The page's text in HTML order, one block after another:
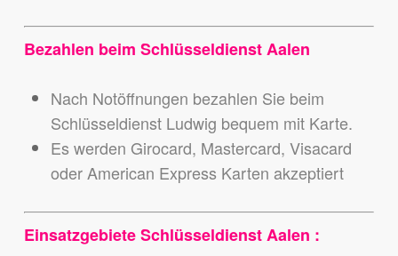
Bezahlen beim Schlüsseldienst Aalen
Nach Notöffnungen bezahlen Sie beim
Schlüsseldienst Ludwig bequem mit Karte.
Es werden Girocard, Mastercard, Visacard
oder American Express Karten akzeptiert
Einsatzgebiete Schlüsseldienst Aalen :